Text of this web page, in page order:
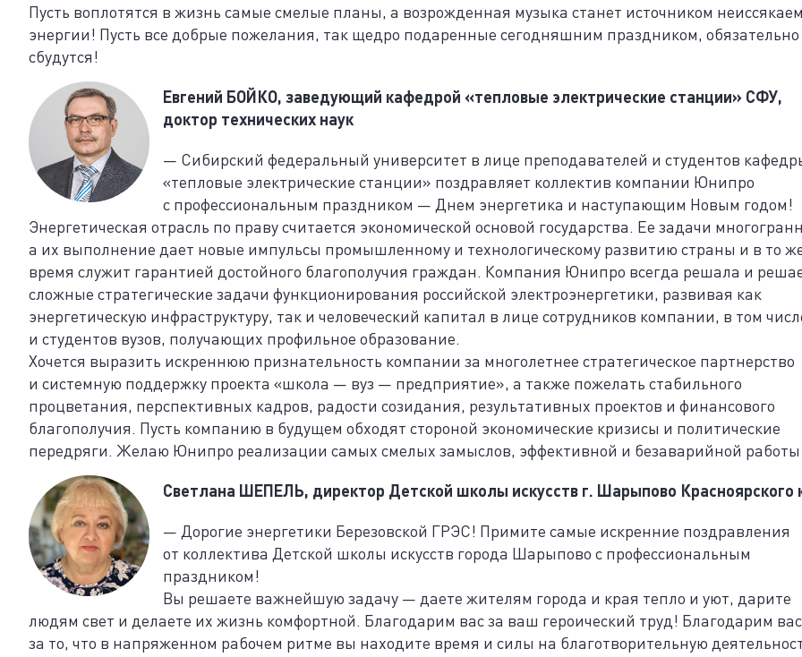
Пусть воплотятся в жизнь самые смелые планы, а возрожденная музыка станет источником
энергии! Пусть все добрые пожелания, так щедро подаренные сегодняшним праздником, обязательно
сбудутся!
Евгений БОЙКО, заведующий кафедрой «тепловые электрические станции» СФУ,
доктор технических наук
— Сибирский федеральный университет в лице преподавателей и студентов
«тепловые электрические станции» поздравляет коллектив компании Юнипро
с профессиональным праздником — Днем энергетика и наступающим Новым годом!
Энергетическая отрасль по праву считается экономической основой государства. Ее задачи
а их выполнение дает новые импульсы промышленному и технологическому развитию страны и в то
время служит гарантией достойного благополучия граждан. Компания Юнипро всегда решала и
сложные стратегические задачи функционирования российской электроэнергетики, развивая как
энергетическую инфраструктуру, так и человеческий капитал в лице сотрудников компании, в том
и студентов вузов, получающих профильное образование.
Хочется выразить искреннюю признательность компании за многолетнее стратегическое партнерство
и системную поддержку проекта «школа — вуз — предприятие», а также пожелать стабильного
процветания, перспективных кадров, радости созидания, результативных проектов и финансового
благополучия. Пусть компанию в будущем обходят стороной экономические кризисы и политические
передряги. Желаю Юнипро реализации самых смелых замыслов, эффективной и безаварийной
Светлана ШЕПЕЛЬ, директор Детской школы искусств г. Шарыпово Красноярского
— Дорогие энергетики Березовской ГРЭС! Примите самые искренние поздравления
от коллектива Детской школы искусств города Шарыпово с профессиональным
праздником!
Вы решаете важнейшую задачу — даете жителям города и края тепло и уют, дарите
людям свет и делаете их жизнь комфортной. Благодарим вас за ваш героический труд! Благодарим вас
за то, что в напряженном рабочем ритме вы находите время и силы на благотворительную